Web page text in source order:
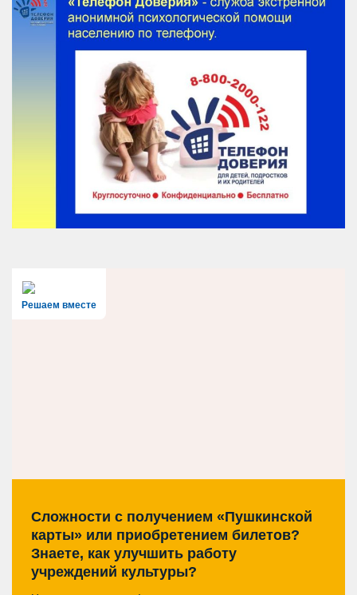
Решаем вместе
Сложности с получением «Пушкинской
карты» или приобретением билетов?
Знаете, как улучшить работу
учреждений культуры?